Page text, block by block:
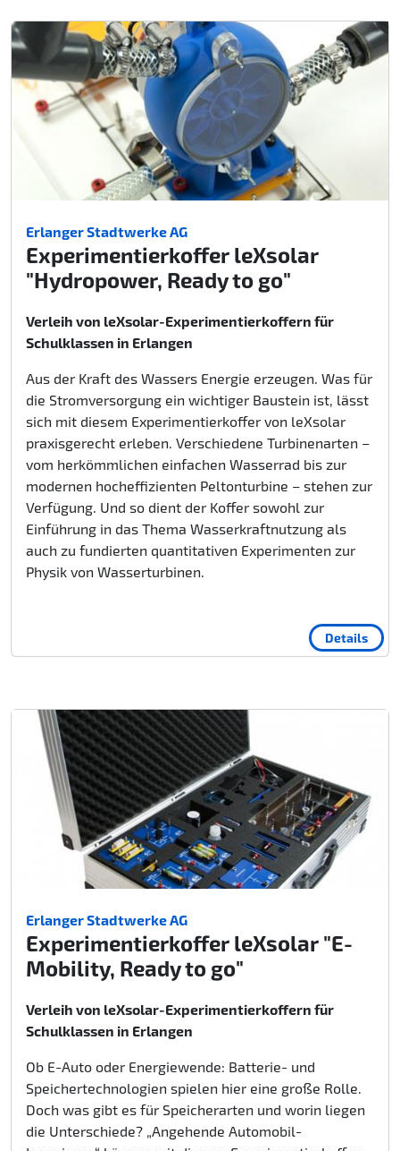
Erlanger Stadtwerke AG
Experimentierkoffer leXsolar
"Hydropower, Ready to go"
Verleih von leXsolar-Experimentierkoffern für
Schulklassen in Erlangen
Aus der Kraft des Wassers Energie erzeugen. Was für
die Stromversorgung ein wichtiger Baustein ist, lässt
sich mit diesem Experimentierkoffer von leXsolar
praxisgerecht erleben. Verschiedene Turbinenarten –
vom herkömmlichen einfachen Wasserrad bis zur
modernen hocheffizienten Peltonturbine – stehen zur
Verfügung. Und so dient der Koffer sowohl zur
Einführung in das Thema Wasserkraftnutzung als
auch zu fundierten quantitativen Experimenten zur
Physik von Wasserturbinen.
Details
Erlanger Stadtwerke AG
Experimentierkoffer leXsolar "E-
Mobility, Ready to go"
Verleih von leXsolar-Experimentierkoffern für
Schulklassen in Erlangen
Ob E-Auto oder Energiewende: Batterie- und
Speichertechnologien spielen hier eine große Rolle.
Doch was gibt es für Speicherarten und worin liegen
die Unterschiede? „Angehende Automobil-